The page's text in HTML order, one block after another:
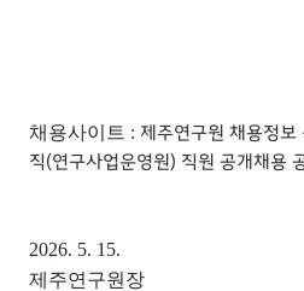
채용사이트 : 제주연구원 채용정
직(연구사업운영원) 직원 공개채용
2026. 5. 15.
제주연구원장